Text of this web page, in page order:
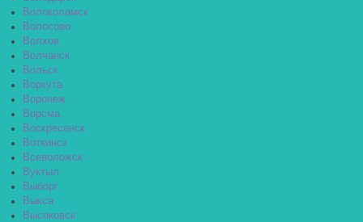
Волоколамск
Волосово
Волхов
Волчанск
Вольск
Воркута
Воронеж
Ворсма
Воскресенск
Воткинск
Всеволожск
Вуктыл
Выборг
Выкса
Высоковск